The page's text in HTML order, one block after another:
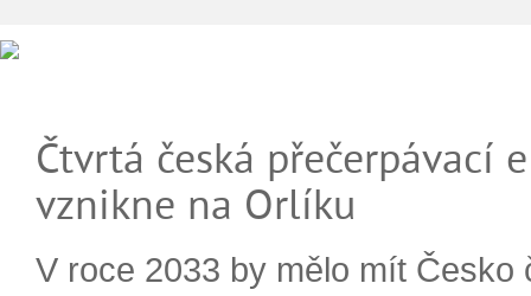
Čtvrtá česká přečerpávací
vznikne na Orlíku
V roce 2033 by mělo mít Česko